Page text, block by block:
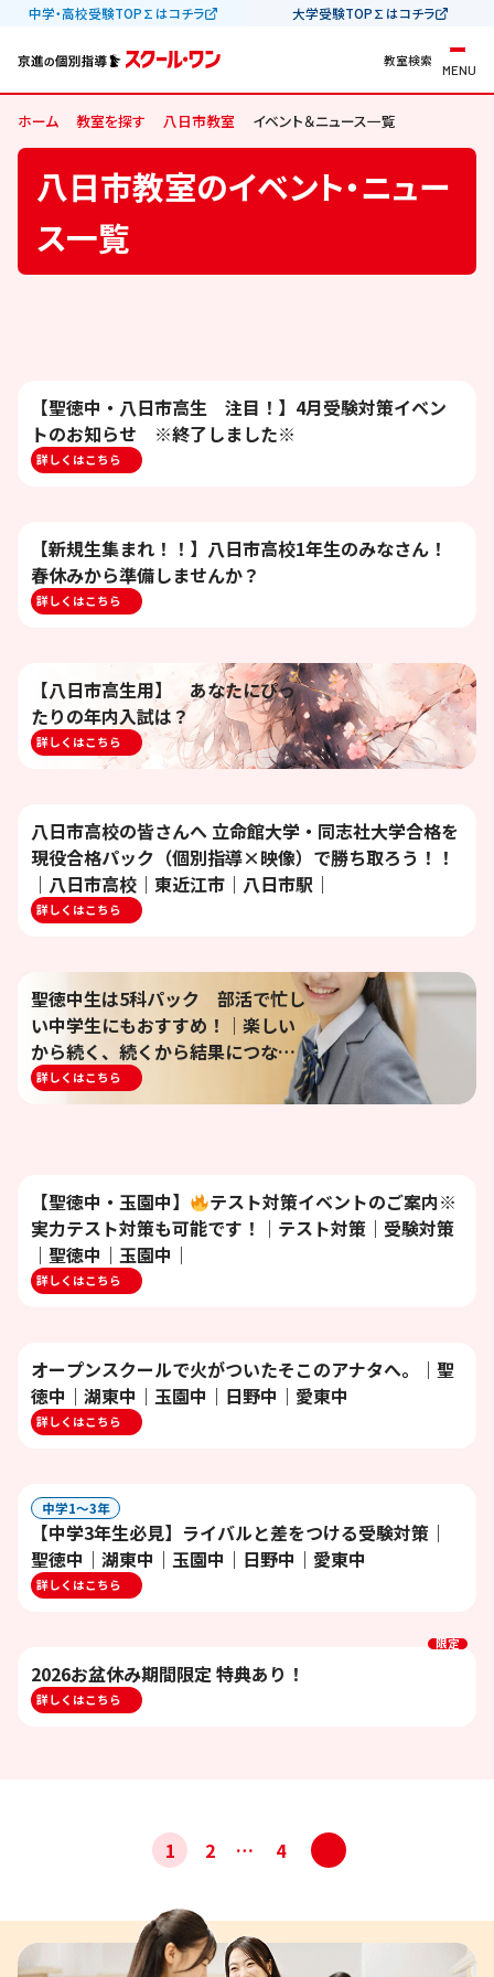
中学・高校受験TOP∑はコチラ 大学受験TOP∑はコチラ
教室検索
MENU
ホーム 教室を探す 八日市教室 イベント＆ニュース一覧
八日市教室のイベント・ニュー
ス一覧
【聖徳中・八日市高生 注目！】4月受験対策イベン
トのお知らせ ※終了しました※
詳しくはこちら
【新規生集まれ！！】八日市高校1年生のみなさん！
春休みから準備しませんか？
詳しくはこちら
【八日市高生用】 あなたにぴっ
たりの年内入試は？
詳しくはこちら
八日市高校の皆さんへ 立命館大学・同志社大学合格を
現役合格パック（個別指導×映像）で勝ち取ろう！！
｜八日市高校｜東近江市｜八日市駅｜
詳しくはこちら
聖徳中生は5科パック 部活で忙し
い中学生にもおすすめ！｜楽しい
から続く、続くから結果につなが
る｜スクール・ワン八日市教室
詳しくはこちら
【聖徳中・玉園中】
テスト対策イベントのご案内※
実力テスト対策も可能です！｜テスト対策｜受験対策
｜聖徳中｜玉園中｜
詳しくはこちら
オープンスクールで火がついたそこのアナタへ。｜聖
徳中｜湖東中｜玉園中｜日野中｜愛東中
詳しくはこちら
中学1〜3年
【中学3年生必見】ライバルと差をつける受験対策｜
聖徳中｜湖東中｜玉園中｜日野中｜愛東中
詳しくはこちら
2026お盆休み期間限定 特典あり！
詳しくはこちら
限定
1 2 … 4